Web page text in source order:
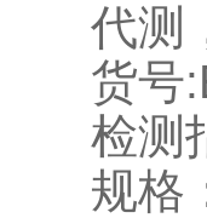
代测
货号
检测
规格